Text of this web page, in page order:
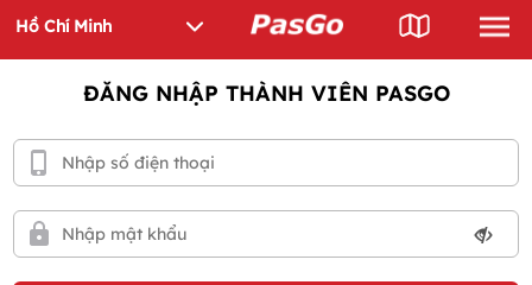
ĐĂNG NHẬP THÀNH VIÊN PASGO